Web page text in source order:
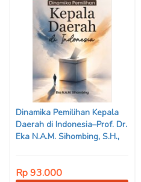
Dinamika Pemilihan Kepala
Daerah di Indonesia–Prof. Dr.
Eka N.A.M. Sihombing, S.H.,
Rp 93.000